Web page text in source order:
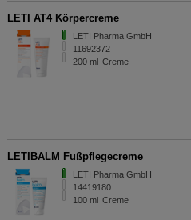
LETI AT4 Körpercreme
LETI Pharma GmbH
11692372
200 ml Creme
LETIBALM Fußpflegecreme
LETI Pharma GmbH
14419180
100 ml Creme